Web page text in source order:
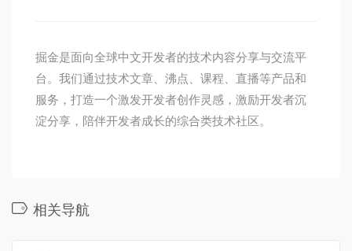
掘金是面向全球中文开发者的技术内容分享与交流平
台。我们通过技术文章、沸点、课程、直播等产品和
服务，打造一个激发开发者创作灵感，激励开发者沉
淀分享，陪伴开发者成长的综合类技术社区。
相关导航